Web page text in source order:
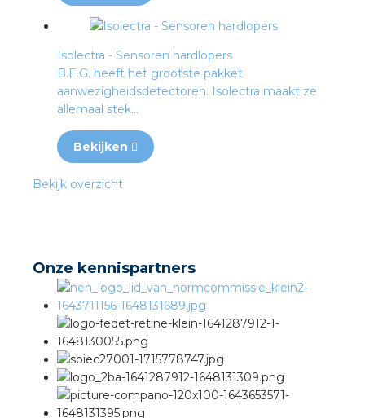
Isolectra - Sensoren hardlopers
B.E.G. heeft het grootste pakket
aanwezigheidsdetectoren. Isolectra maakt ze
allemaal stek...
Bekijken
Bekijk overzicht
Onze kennispartners